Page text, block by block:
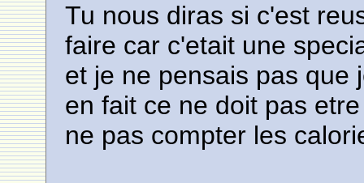
Tu nous diras si c'est
faire car c'etait une
et je ne pensais pas que
en fait ce ne doit pas
ne pas compter les